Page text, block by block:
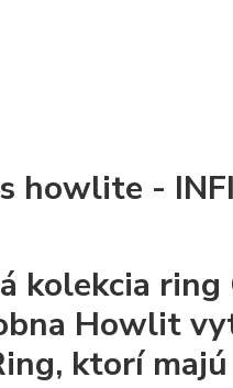
howlite -
kolekcia
Howlit
ktorí